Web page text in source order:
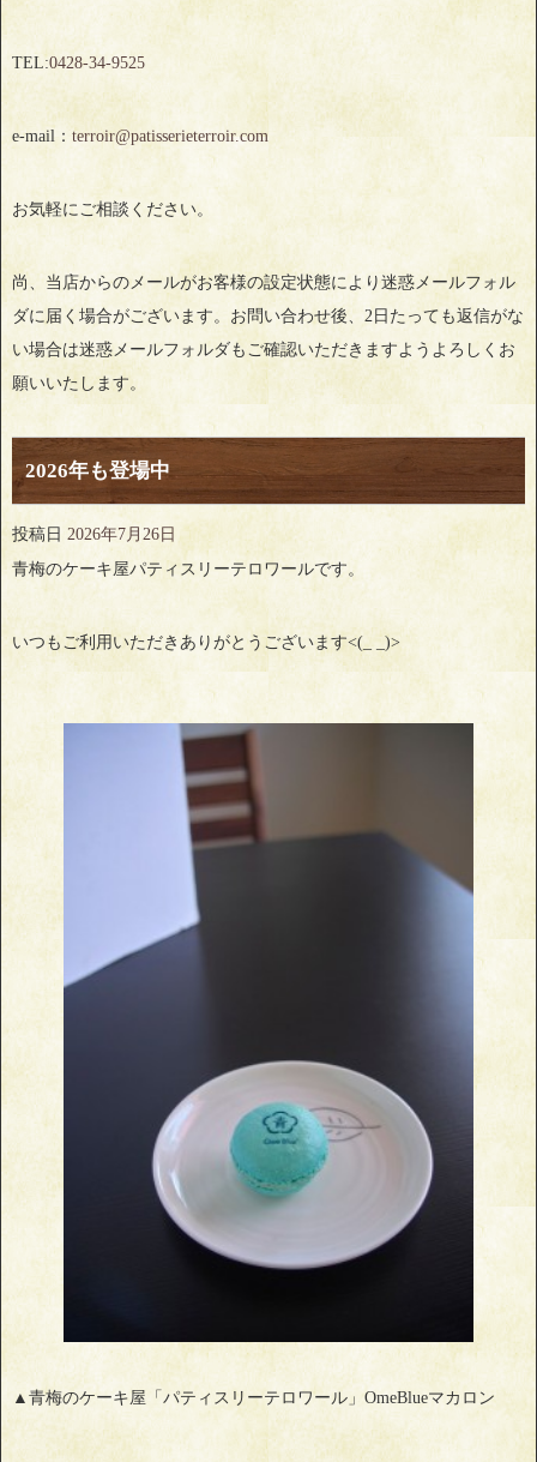
TEL:0428‐34‐9525
e-mail： terroir@patisserieterroir.com
お気軽にご相談ください。
尚、当店からのメールがお客様の設定状態により迷惑メールフォル
ダに届く場合がございます。お問い合わせ後、2日たっても返信がな
い場合は迷惑メールフォルダもご確認いただきますようよろしくお
願いいたします。
2026年も登場中
投稿日 2026年7月26日
青梅のケーキ屋パティスリーテロワールです。
いつもご利用いただきありがとうございます<(_ _)>
▲青梅のケーキ屋「パティスリーテロワール」OmeBlueマカロン